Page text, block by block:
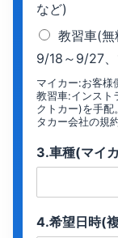
など)
教習車(
9/18～9/27
マイカー:お客様
教習車:インスト
クトカー)を手配
タカー会社の規
3.車種(マイ
4.希望日時(